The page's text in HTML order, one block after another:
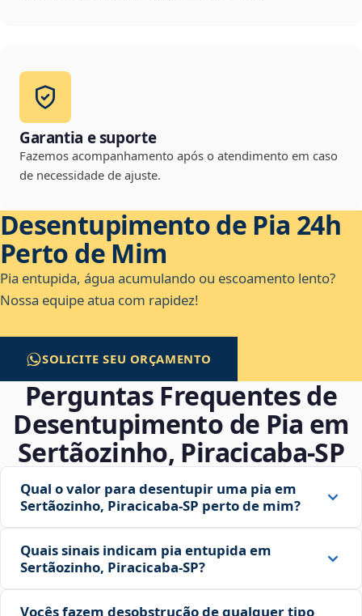
Garantia e suporte
Fazemos acompanhamento após o atendimento em caso
de necessidade de ajuste.
Desentupimento de Pia 24h
Perto de Mim
Pia entupida, água acumulando ou escoamento lento?
Nossa equipe atua com rapidez!
SOLICITE SEU ORÇAMENTO
Perguntas Frequentes de
Desentupimento de Pia em
Sertãozinho, Piracicaba‑SP
Qual o valor para desentupir uma pia em
Sertãozinho, Piracicaba‑SP perto de mim?
Quais sinais indicam pia entupida em
Sertãozinho, Piracicaba‑SP?
Vocês fazem desobstrução de qualquer tipo